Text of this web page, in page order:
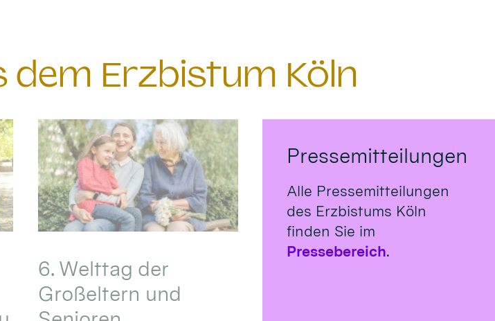
dem Erzbistum Köln
6. Welttag der
Großeltern und
Pressemitteilungen
Alle Pressemitteilungen
des Erzbistums Köln
finden Sie im
Pressebereich.